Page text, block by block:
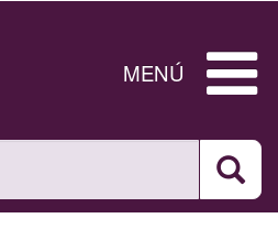
MENÚ